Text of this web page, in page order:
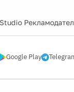
Google Play